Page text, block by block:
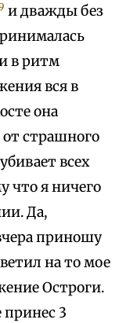
и дважды без
в ритм
вся в
она
от страшного
всех
что я ничего
Да,
приношу
на то мое
Остроги.
3